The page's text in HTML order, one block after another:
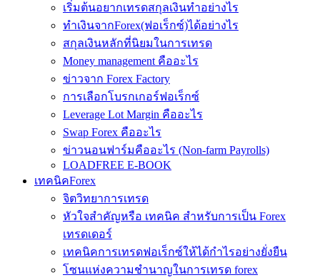
เริ่มต้นอยากเทรดสกุลเงินทำอย่างไร
ทำเงินจากForex(ฟอเร็กซ์)ได้อย่างไร
สกุลเงินหลักที่นิยมในการเทรด
Money management คืออะไร
ข่าวจาก Forex Factory
การเลือกโบรกเกอร์ฟอเร็กซ์
Leverage Lot Margin คืออะไร
Swap Forex คืออะไร
ข่าวนอนฟาร์มคืออะไร (Non-farm Payrolls)
LOADFREE E-BOOK
เทคนิคForex
จิตวิทยาการเทรด
หัวใจสำคัญหรือ เทคนิค สำหรับการเป็น Forex
เทรดเดอร์
เทคนิคการเทรดฟอเร็กซ์ให้ได้กำไรอย่างยั่งยืน
โซนแห่งความชำนาญในการเทรด forex